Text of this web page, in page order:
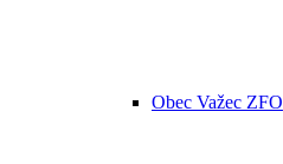
Obec Važec ZFO